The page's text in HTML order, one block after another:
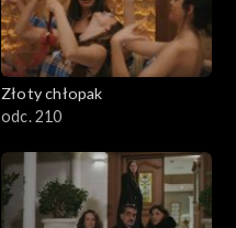
Złoty chłopak
odc. 210